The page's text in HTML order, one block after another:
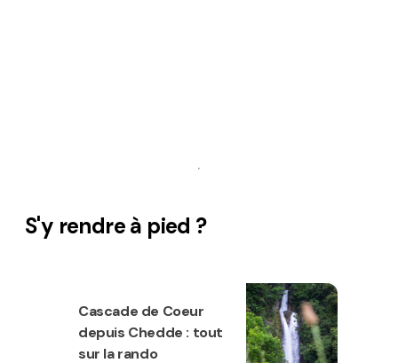
S'y rendre à pied ?
Cascade de Coeur
depuis Chedde : tout
sur la rando